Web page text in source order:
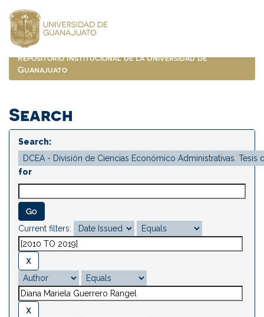
navigation
Repositorio Institucional de la Universidad de
Guanajuato
Search
Search:
for
Current filters: